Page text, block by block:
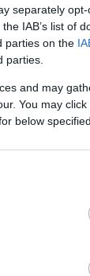
separately
IAB’s list of
parties on the
parties.
and may
You may
below
,